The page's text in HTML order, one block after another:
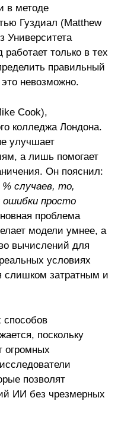
в методе
Гуздиал (Matthew
Университета
только в тех
правильный
невозможно.
Cook),
колледжа Лондона.
улучшает
а лишь помогает
Он пояснил:
случаев, то,
ошибки просто
проблема
модели умнее, а
вычислений для
условиях
слишком затратным и
способов
поскольку
огромных
позволят
ИИ без чрезмерных